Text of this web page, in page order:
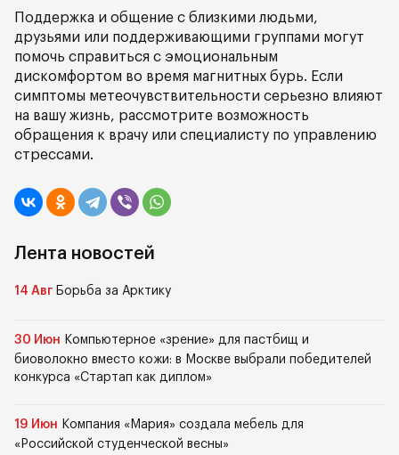
Поддержка и общение с близкими людьми,
друзьями или поддерживающими группами могут
помочь справиться с эмоциональным
дискомфортом во время магнитных бурь. Если
симптомы метеочувствительности серьезно влияют
на вашу жизнь, рассмотрите возможность
обращения к врачу или специалисту по управлению
стрессами.
Лента новостей
14 Авг Борьба за Арктику
30 Июн Компьютерное «зрение» для пастбищ и
биоволокно вместо кожи: в Москве выбрали победителей
конкурса «Стартап как диплом»
19 Июн Компания «Мария» создала мебель для
«Российской студенческой весны»